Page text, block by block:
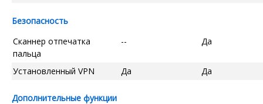
Безопасность
Сканнер отпечатка
пальца
-- Да
Установленный VPN Да Да
Дополнительные функции